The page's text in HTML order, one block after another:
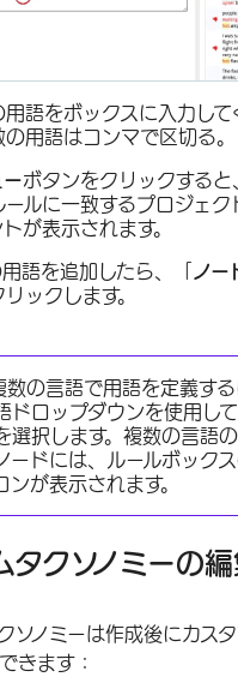
用語をボックスに入力して
の用語はコンマで区切る。
ーボタンをクリックすると
ールに一致するプロジェク
が表示されます。
語を追加したら、「
ノー
リックします。
数の言語で用語を定義する
ドロップダウンを使用し
選択します。複数の言語
ードには、ルールボック
ンが表示されます。
タクソノミーの
ソノミーは作成後にカス
きます：